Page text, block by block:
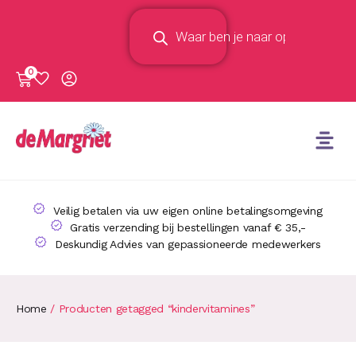
0
Veilig betalen via uw eigen online betalingsomgeving
Gratis verzending bij bestellingen vanaf € 35,-
Deskundig Advies van gepassioneerde medewerkers
Home / Producten getagged “kindervitamines”